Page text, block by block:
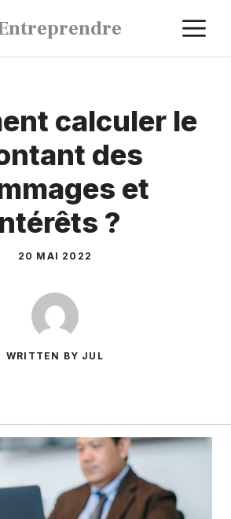
calculer le
des
et
?
20 MAI 2022
WRITTEN BY JUL